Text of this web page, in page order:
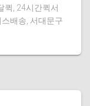
퀵, 24시간퀵서
배송, 서대문구